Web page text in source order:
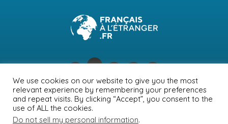
NEWSLETTER PUBLICITÉ CONTACTS
MENTIONS LÉGALES
POLITIQUE DE CONFIDENTIALITÉ
We use cookies on our website to give you the most
relevant experience by remembering your preferences
and repeat visits. By clicking “Accept”, you consent to the
use of ALL the cookies.
Do not sell my personal information.